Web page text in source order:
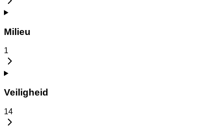
Milieu
1
Veiligheid
14